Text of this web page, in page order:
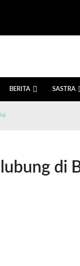
BERITA SASTRA
di